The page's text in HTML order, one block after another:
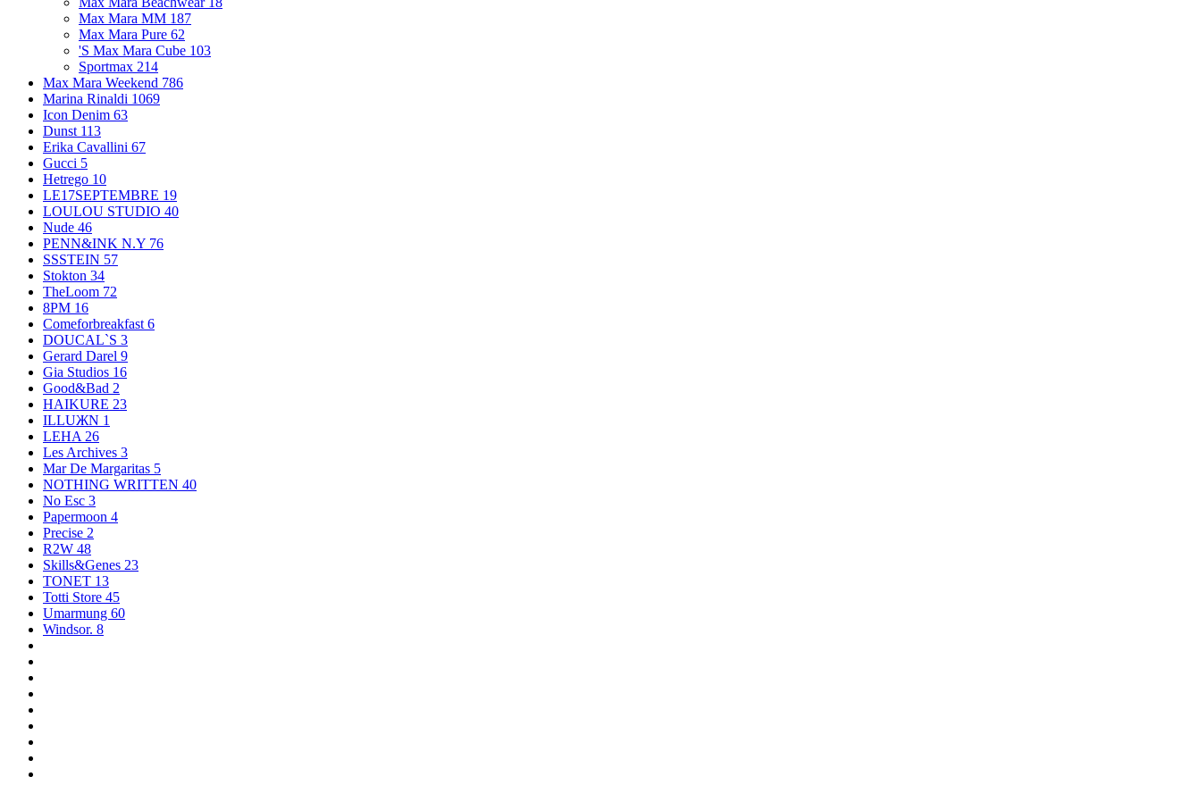
Max Mara MM 187
Max Mara Pure 62
'S Max Mara Cube 103
Sportmax 214
Max Mara Weekend 786
Marina Rinaldi 1069
Icon Denim 63
Dunst 113
Erika Cavallini 67
Gucci 5
Hetrego 10
LE17SEPTEMBRE 19
LOULOU STUDIO 40
Nude 46
PENN&INK N.Y 76
SSSTEIN 57
Stokton 34
TheLoom 72
8PM 16
Comeforbreakfast 6
DOUCAL`S 3
Gerard Darel 9
Gia Studios 16
Good&Bad 2
HAIKURE 23
ILLUЖN 1
LEHA 26
Les Archives 3
Mar De Margaritas 5
NOTHING WRITTEN 40
No Esc 3
Papermoon 4
Precise 2
R2W 48
Skills&Genes 23
TONET 13
Totti Store 45
Umarmung 60
Windsor. 8